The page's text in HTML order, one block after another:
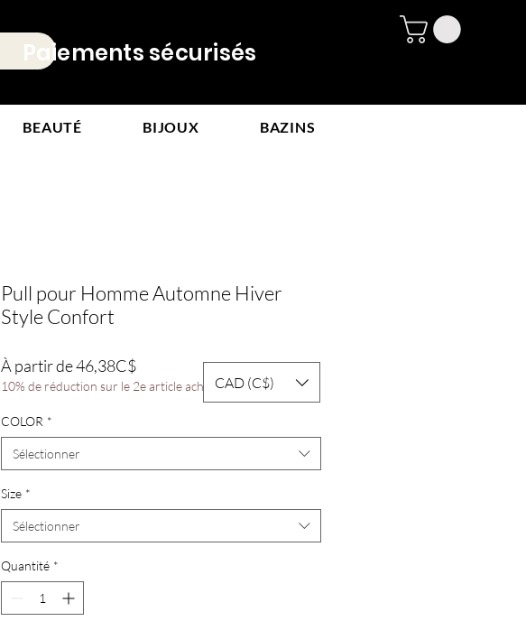
Paiements sécurisés
BEAUTÉ BIJOUX BAZINS
Pull pour Homme Automne Hiver
Style Confort
À partir de46,38C$Prix
promotionnel
10% de réduction sur le 2e article acheté
COLOR *
Sélectionner
Size *
Sélectionner
Quantité *
CAD (C$)